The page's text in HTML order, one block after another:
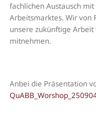
fachlichen Austausch
Arbeitsmarktes. Wir von
unsere zukünftige
mitnehmen.
Anbei die Präsentation